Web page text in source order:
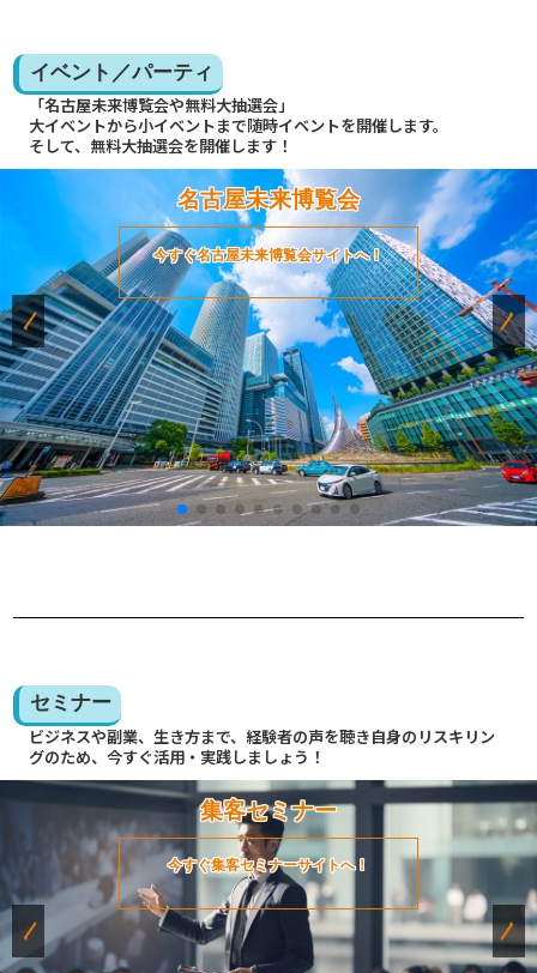
イベント／パーティ
「名古屋未来博覧会や無料大抽選会」
大イベントから小イベントまで随時イベントを開催します。
そして、無料大抽選会を開催します！
名古屋未来博覧会
今すぐ名古屋未来博覧会サイトへ！
セミナー
ビジネスや副業、生き方まで、経験者の声を聴き自身のリスキリン
グのため、今すぐ活用・実践しましょう！
集客セミナー
今すぐ集客セミナーサイトへ！